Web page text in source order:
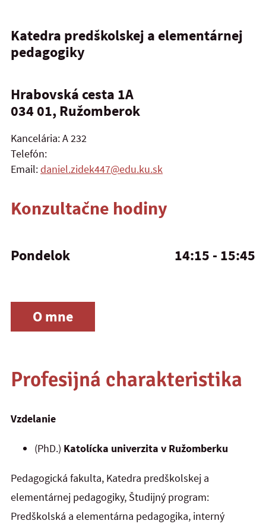
Katedra predškolskej a elementárnej
pedagogiky
Hrabovská cesta 1A
034 01, Ružomberok
Kancelária: A 232
Telefón:
Email:daniel.zidek447@edu.ku.sk
Konzultačne hodiny
Pondelok 14:15 - 15:45
O mne
Profesijná charakteristika
Vzdelanie
(PhD.) Katolícka univerzita v Ružomberku
Pedagogická fakulta, Katedra predškolskej a
elementárnej pedagogiky, Študijný program:
Predškolská a elementárna pedagogika, interný